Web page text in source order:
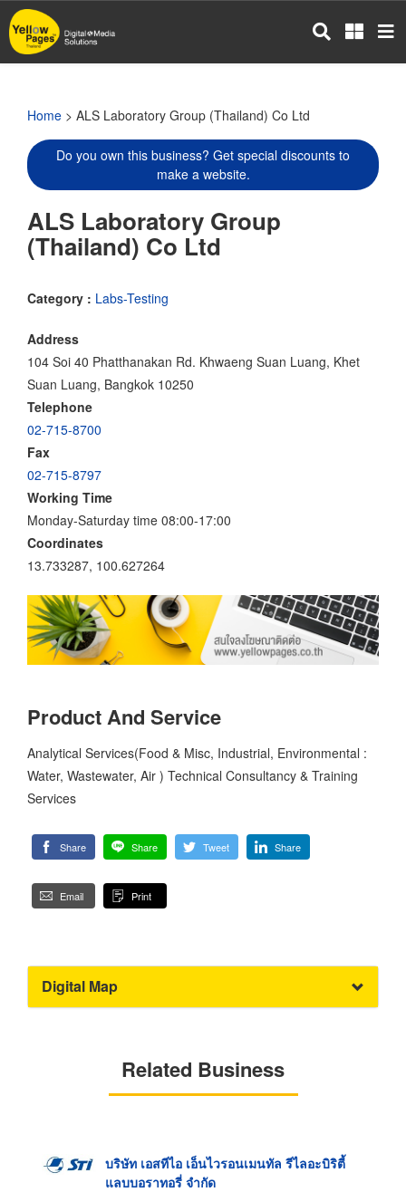
Skip
to
main
Home > ALS Laboratory Group (Thailand) Co Ltd
Do you own this business? Get special discounts to
make a website.
ALS Laboratory Group
(Thailand) Co Ltd
Category : Labs-Testing
Address
104 Soi 40 Phatthanakan Rd. Khwaeng Suan Luang, Khet
Suan Luang, Bangkok 10250
Telephone
02-715-8700
Fax
02-715-8797
Working Time
Monday-Saturday time 08:00-17:00
Coordinates
13.733287, 100.627264
Product And Service
Analytical Services(Food & Misc, Industrial, Environmental :
Water, Wastewater, Air ) Technical Consultancy & Training
Services
Share Share Tweet Share
Email Print
Digital Map
Related Business
บริษัท เอสทีไอ เอ็นไวรอนเมนทัล รีไลอะบิริตี้
แลบบอราทอรี่ จำกัด